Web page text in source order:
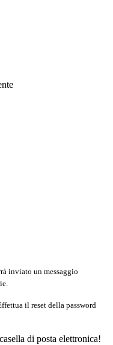
inviato un messaggio
il reset della password
di posta elettronica!